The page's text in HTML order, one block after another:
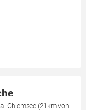
Chiemsee (21km von